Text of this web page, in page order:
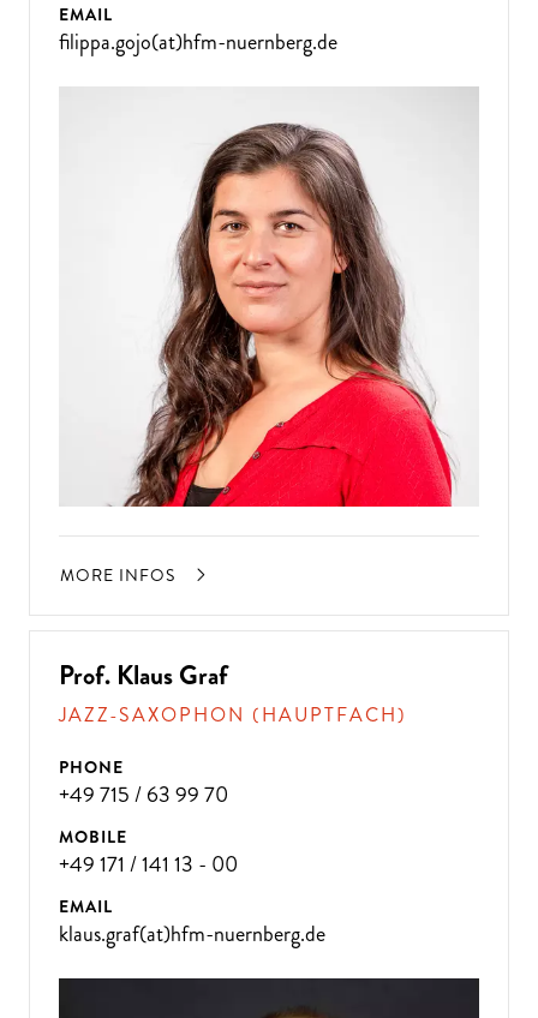
EMAIL
filippa.gojo(at)hfm-nuernberg.de
MORE INFOS
Prof. Klaus Graf
JAZZ-SAXOPHON (HAUPTFACH)
PHONE
+49 715 / 63 99 70
MOBILE
+49 171 / 141 13 - 00
EMAIL
klaus.graf(at)hfm-nuernberg.de